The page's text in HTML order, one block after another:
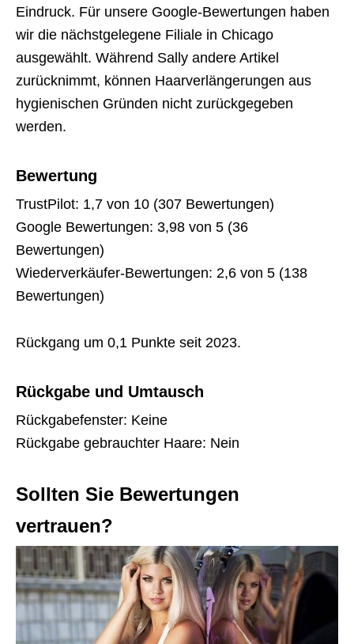
Eindruck. Für unsere Google-Bewertungen haben
wir die nächstgelegene Filiale in Chicago
ausgewählt. Während Sally andere Artikel
zurücknimmt, können Haarverlängerungen aus
hygienischen Gründen nicht zurückgegeben
werden.
Bewertung
TrustPilot: 1,7 von 10 (307 Bewertungen)
Google Bewertungen: 3,98 von 5 (36
Bewertungen)
Wiederverkäufer-Bewertungen: 2,6 von 5 (138
Bewertungen)
Rückgang um 0,1 Punkte seit 2023.
Rückgabe und Umtausch
Rückgabefenster: Keine
Rückgabe gebrauchter Haare: Nein
Sollten Sie Bewertungen
vertrauen?